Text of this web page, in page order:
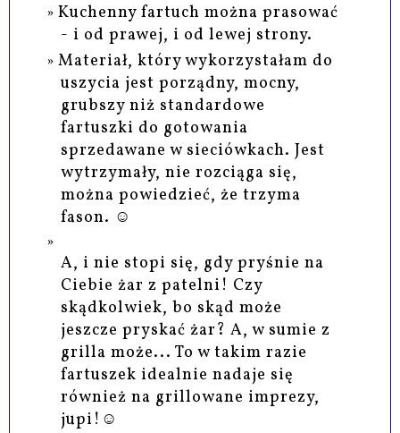
Kuchenny fartuch można prasować
- i od prawej, i od lewej strony.
Materiał, który wykorzystałam do
uszycia jest porządny, mocny,
grubszy niż standardowe
fartuszki do gotowania
sprzedawane w sieciówkach. Jest
wytrzymały, nie rozciąga się,
można powiedzieć, że trzyma
fason. ☺
A, i nie stopi się, gdy pryśnie na
Ciebie żar z patelni! Czy
skądkolwiek, bo skąd może
jeszcze pryskać żar? A, w sumie z
grilla może... To w takim razie
fartuszek idealnie nadaje się
również na grillowane imprezy,
jupi!☺